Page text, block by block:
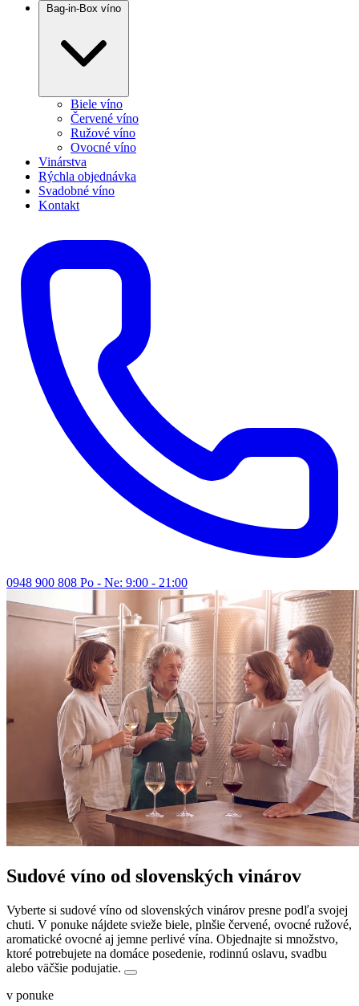
Bag-in-Box víno
Biele víno
Červené víno
Ružové víno
Ovocné víno
Vinárstva
Rýchla objednávka
Svadobné víno
Kontakt
0948 900 808 Po - Ne: 9:00 - 21:00
Sudové víno od slovenských vinárov
Vyberte si sudové víno od slovenských vinárov presne podľa svojej
chuti. V ponuke nájdete svieže biele, plnšie červené, ovocné ružové,
aromatické ovocné aj jemne perlivé vína. Objednajte si množstvo,
ktoré potrebujete na domáce posedenie, rodinnú oslavu, svadbu
alebo väčšie podujatie.
v ponuke